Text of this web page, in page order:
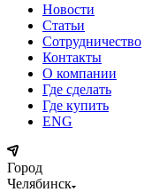
Новости
Статьи
Сотрудничество
Контакты
О компании
Где сделать
Где купить
ENG
Город
Челябинск